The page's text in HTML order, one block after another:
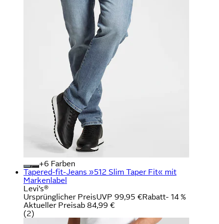
+
Farben
Tapered-fit-Jeans »512 Slim Taper Fit« mit
Markenlabel
Levi's®
Ursprünglicher PreisUVP 99,95 €Rabatt- 14 %
Aktueller Preisab 84,99 €
(2)